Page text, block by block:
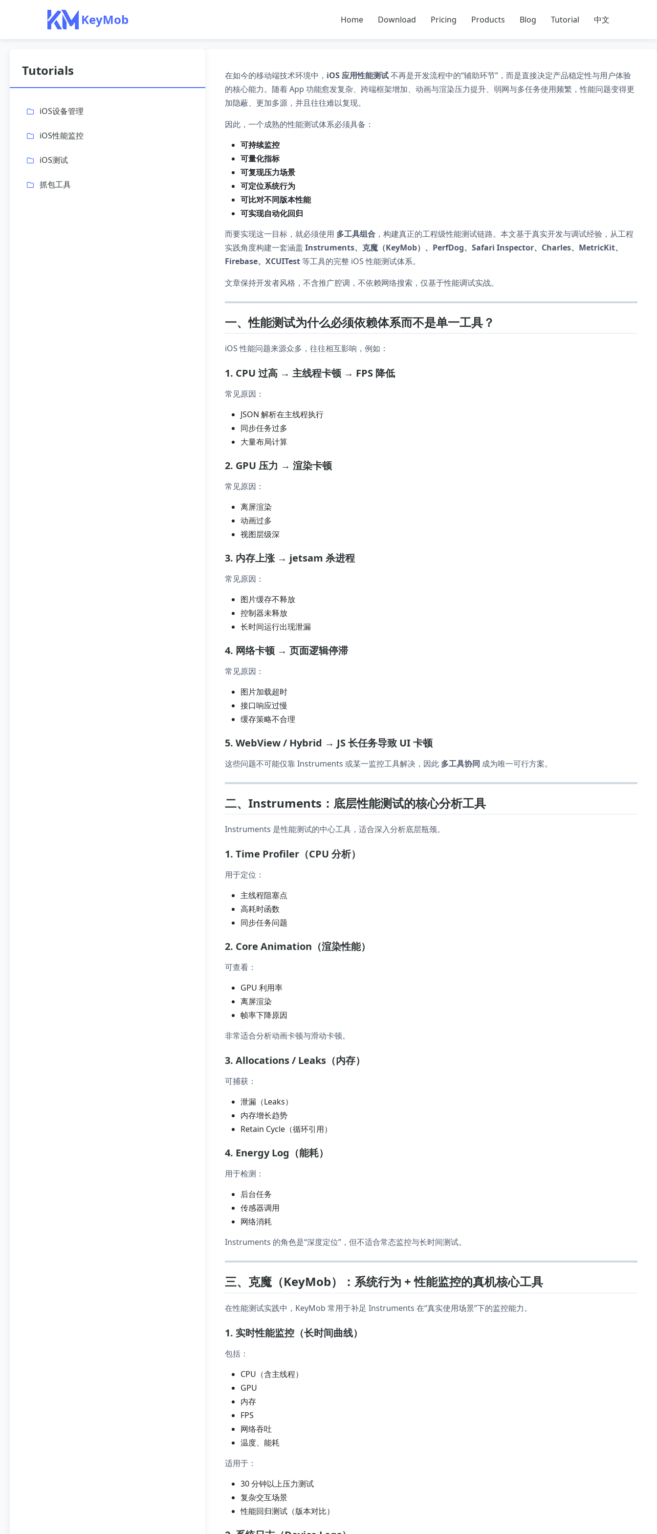
KeyMob Home Download Pricing Products Blog Tutorial 中文
Tutorials
iOS设备管理
iOS性能监控
iOS测试
抓包工具
在如今的移动端技术环境中， iOS 应用性能测试不再是开发流程中的“辅助环节”，而是直接决定产品稳定性与用户体验
的核心能力。随着 App 功能愈发复杂、跨端框架增加、动画与渲染压力提升、弱网与多任务使用频繁，性能问题变得更
加隐蔽、更加多源，并且往往难以复现。
因此，一个成熟的性能测试体系必须具备：
可持续监控
可量化指标
可复现压力场景
可定位系统行为
可比对不同版本性能
可实现自动化回归
而要实现这一目标，就必须使用 多工具组合 ，构建真正的工程级性能测试链路。本文基于真实开发与调试经验，从工程
实践角度构建一套涵盖 Instruments、克魔（KeyMob）、PerfDog、Safari Inspector、Charles、MetricKit、
Firebase、XCUITest 等工具的完整 iOS 性能测试体系。
文章保持开发者风格，不含推广腔调，不依赖网络搜索，仅基于性能调试实战。
一、性能测试为什么必须依赖体系而不是单一工具？
iOS 性能问题来源众多，往往相互影响，例如：
1. CPU 过高 → 主线程卡顿 → FPS 降低
常见原因：
JSON 解析在主线程执行
同步任务过多
大量布局计算
2. GPU 压力 → 渲染卡顿
常见原因：
离屏渲染
动画过多
视图层级深
3. 内存上涨 → jetsam 杀进程
常见原因：
图片缓存不释放
控制器未释放
长时间运行出现泄漏
4. 网络卡顿 → 页面逻辑停滞
常见原因：
图片加载超时
接口响应过慢
缓存策略不合理
5. WebView / Hybrid → JS 长任务导致 UI 卡顿
这些问题不可能仅靠 Instruments 或某一监控工具解决，因此 多工具协同 成为唯一可行方案。
二、Instruments：底层性能测试的核心分析工具
Instruments 是性能测试的中心工具，适合深入分析底层瓶颈。
1. Time Profiler（CPU 分析）
用于定位：
主线程阻塞点
高耗时函数
同步任务问题
2. Core Animation（渲染性能）
可查看：
GPU 利用率
离屏渲染
帧率下降原因
非常适合分析动画卡顿与滑动卡顿。
3. Allocations / Leaks（内存）
可捕获：
泄漏（Leaks）
内存增长趋势
Retain Cycle（循环引用）
4. Energy Log（能耗）
用于检测：
后台任务
传感器调用
网络消耗
Instruments 的角色是“深度定位”，但不适合常态监控与长时间测试。
三、克魔（KeyMob）：系统行为 + 性能监控的真机核心工具
在性能测试实践中，KeyMob 常用于补足 Instruments 在“真实使用场景”下的监控能力。
1. 实时性能监控（长时间曲线）
包括：
CPU（含主线程）
GPU
内存
FPS
网络吞吐
温度、能耗
适用于：
30 分钟以上压力测试
复杂交互场景
性能回归测试（版本对比）